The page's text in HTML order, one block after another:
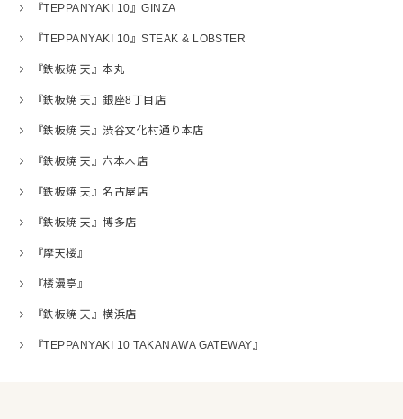
『TEPPANYAKI 10』GINZA
『TEPPANYAKI 10』STEAK & LOBSTER
『鉄板焼 天』本丸
『鉄板焼 天』銀座8丁目店
『鉄板焼 天』渋谷文化村通り本店
『鉄板焼 天』六本木店
『鉄板焼 天』名古屋店
『鉄板焼 天』博多店
『摩天楼』
『楼漫亭』
『鉄板焼 天』横浜店
『TEPPANYAKI 10 TAKANAWA GATEWAY』